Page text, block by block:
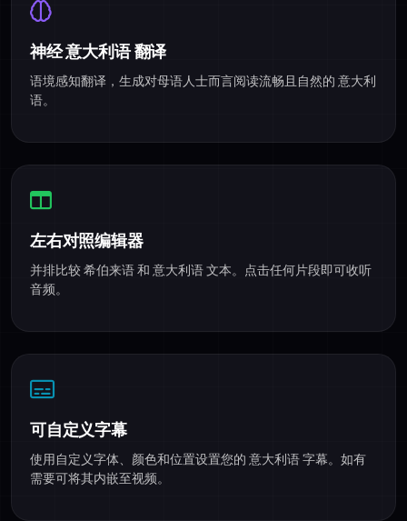
神经 意大利语 翻译
语境感知翻译，生成对母语人士而言阅读流畅且自然的 意大利
语。
左右对照编辑器
并排比较 希伯来语 和 意大利语 文本。点击任何片段即可收听
音频。
可自定义字幕
使用自定义字体、颜色和位置设置您的 意大利语 字幕。如有
需要可将其内嵌至视频。